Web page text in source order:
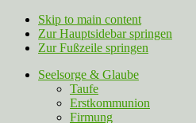
Skip to main content
Zur Hauptsidebar springen
Zur Fußzeile springen
Seelsorge & Glaube
Taufe
Erstkommunion
Firmung